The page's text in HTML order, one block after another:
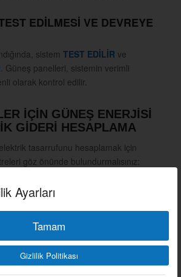
Ayarları
Tamam
Gizlilik Politikası
EDİLMESİ VE DEVREYE
sistem TEST EDİLİR ve
. Güneş panelleri, sistemin verimli
olarak kontrol edilir.
İÇİN GÜNEŞ ENERJİSİ
GİDERİ HESAPLAMA
tasarrufunu hesaplamak için
göz önünde bulundurmalısınız:
GÜNEŞ ENERJİSİ PANELİNİN
VERİMLİLİĞİ
SÜRESİ
veKURULUM MALİYETİgibi